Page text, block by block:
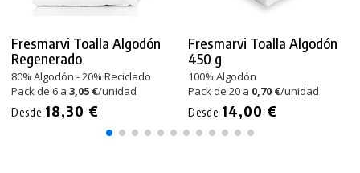
Fresmarvi Toalla Algodón
Regenerado
80% Algodón - 20% Reciclado
Pack de 6 a 3,05 €/unidad
Desde 18,30 €
Fresmarvi Toalla Algodón
450 g
100% Algodón
Pack de 20 a 0,70 €/unidad
Desde 14,00 €